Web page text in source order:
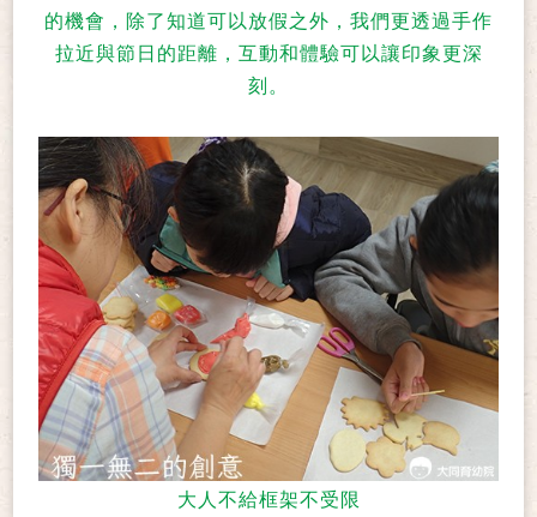
的機會，除了知道可以放假之外，我們更透過手作
拉近與節日的距離，互動和體驗可以讓印象更深
刻。
大人不給框架不受限